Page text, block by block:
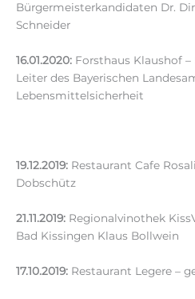
Bürgermeisterkandidaten Dr.
Schneider
16.01.2020: Forsthaus Klaushof –
Leiter des Bayerischen
Lebensmittelsicherheit
19.12.2019: Restaurant Cafe
Dobschütz
21.11.2019: Regionalvinothek
Bad Kissingen Klaus Bollwein
17.10.2019: Restaurant Legere –